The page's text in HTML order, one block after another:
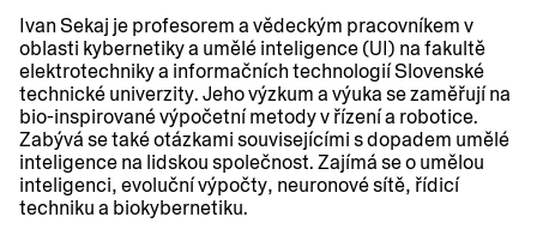
Ivan Sekaj je profesorem a vědeckým pracovníkem v
oblasti kybernetiky a umělé inteligence (UI) na fakultě
elektrotechniky a informačních technologií Slovenské
technické univerzity. Jeho výzkum a výuka se zaměřují na
bio-inspirované výpočetní metody v řízení a robotice.
Zabývá se také otázkami souvisejícími s dopadem umělé
inteligence na lidskou společnost. Zajímá se o umělou
inteligenci, evoluční výpočty, neuronové sítě, řídicí
techniku a biokybernetiku.